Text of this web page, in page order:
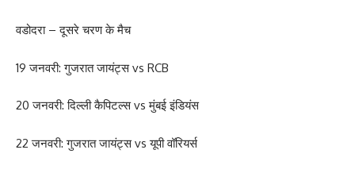
वडोदरा – दूसरे चरण के मैच
19 जनवरी: गुजरात जायंट्स vs RCB
20 जनवरी: दिल्ली कैपिटल्स vs मुंबई इंडियंस
22 जनवरी: गुजरात जायंट्स vs यूपी वॉरियर्स